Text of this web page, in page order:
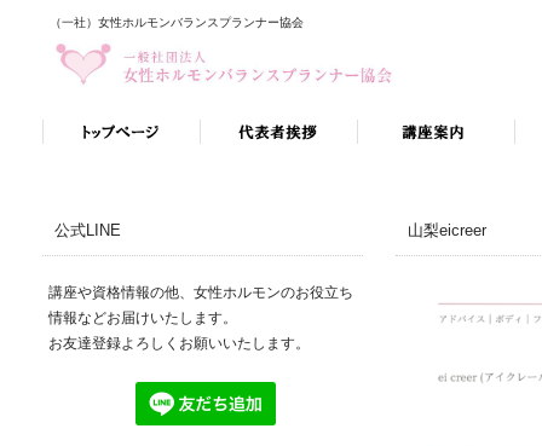
（一社）女性ホルモンバランスプランナー協会
山梨eicreer
公式LINE
講座や資格情報の他、女性ホルモンのお役立ち
情報などお届けいたします。
お友達登録よろしくお願いいたします。